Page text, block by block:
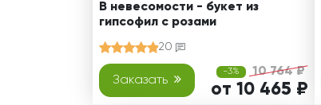
В невесомости - букет из
гипсофил с розами
20
Заказать
-3% 10 764 ₽
от 10 465 ₽